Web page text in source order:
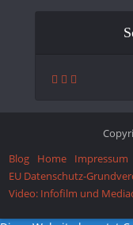
Blog
Home Impressum
EU Datenschutz-
Video: Infofilm und